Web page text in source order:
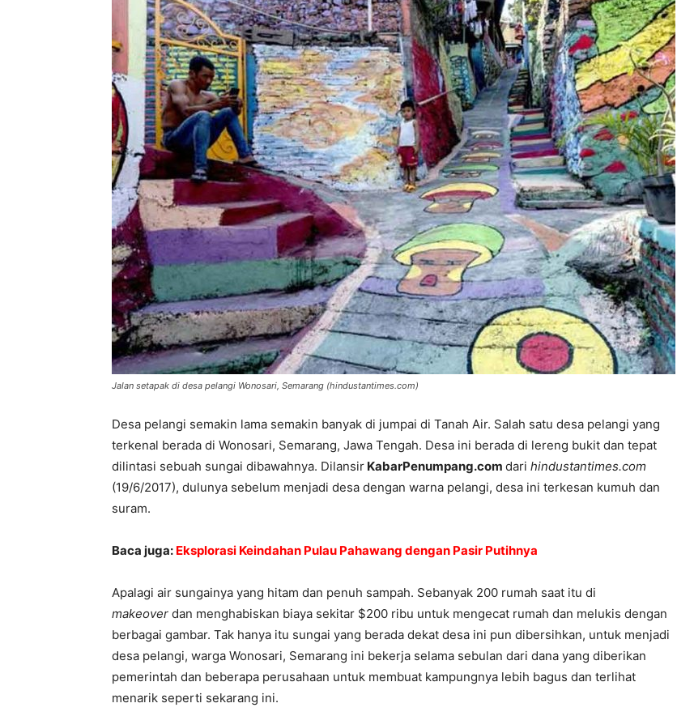
Jalan setapak di desa pelangi Wonosari, Semarang (hindustantimes.com)
Desa pelangi semakin lama semakin banyak di jumpai di Tanah Air. Salah satu desa pelangi yang
terkenal berada di Wonosari, Semarang, Jawa Tengah. Desa ini berada di lereng bukit dan tepat
dilintasi sebuah sungai dibawahnya. Dilansir KabarPenumpang.com dari hindustantimes.com
(19/6/2017), dulunya sebelum menjadi desa dengan warna pelangi, desa ini terkesan kumuh dan
suram.
Baca juga: Eksplorasi Keindahan Pulau Pahawang dengan Pasir Putihnya
Apalagi air sungainya yang hitam dan penuh sampah. Sebanyak 200 rumah saat itu di
makeover dan menghabiskan biaya sekitar $200 ribu untuk mengecat rumah dan melukis dengan
berbagai gambar. Tak hanya itu sungai yang berada dekat desa ini pun dibersihkan, untuk menjadi
desa pelangi, warga Wonosari, Semarang ini bekerja selama sebulan dari dana yang diberikan
pemerintah dan beberapa perusahaan untuk membuat kampungnya lebih bagus dan terlihat
menarik seperti sekarang ini.